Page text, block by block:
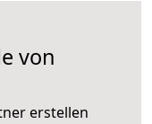
von
erstellen